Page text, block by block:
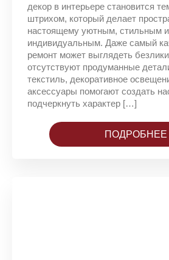
декор в интерьере становится
штрихом, который делает
настоящему уютным, стильным и
индивидуальным. Даже самый
ремонт может выглядеть
отсутствуют продуманные
текстиль, декоративное
аксессуары помогают создать
подчеркнуть характер […]
ПОДРОБНЕЕ